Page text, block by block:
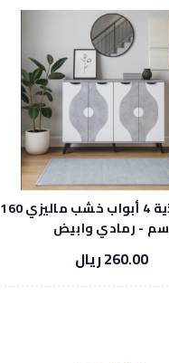
خزانة أحذية 4 أبواب خشب ماليزي 160
سم - رمادي وابيض
260.00 ريال